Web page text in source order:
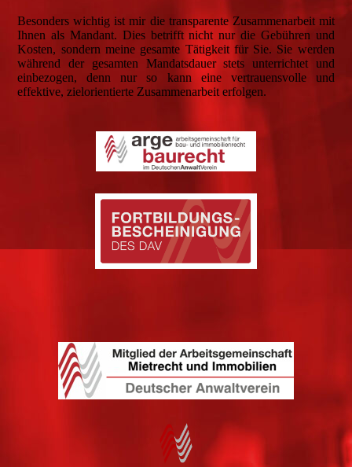
Besonders wichtig ist mir die transparente Zusammenarbeit mit
Ihnen als Mandant. Dies betrifft nicht nur die Gebühren und
Kosten, sondern meine gesamte Tätigkeit für Sie. Sie werden
während der gesamten Mandatsdauer stets unterrichtet und
einbezogen, denn nur so kann eine vertrauensvolle und
effektive, zielorientierte Zusammenarbeit erfolgen.